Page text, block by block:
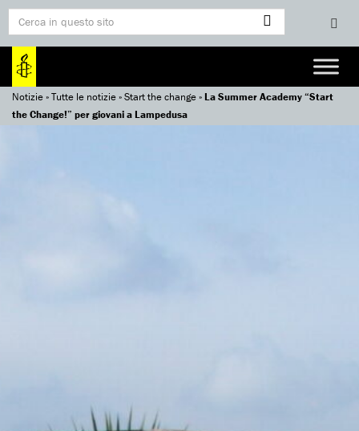
Notizie»Tutte le notizie»Start the change»La Summer Academy “Start
the Change!” per giovani a Lampedusa